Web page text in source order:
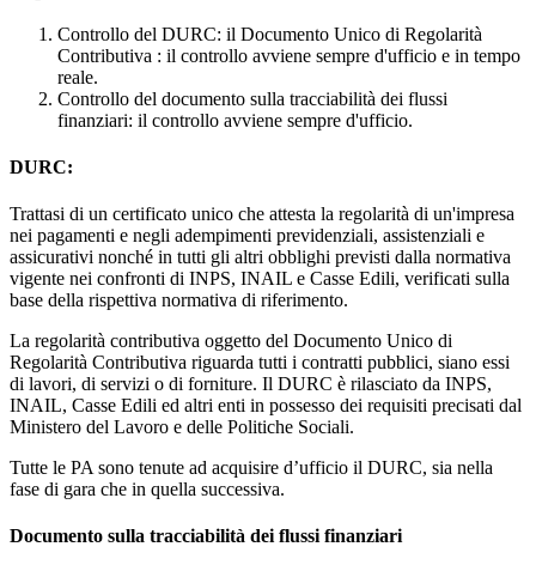
Controllo del DURC: il Documento Unico di Regolarità
Contributiva : il controllo avviene sempre d'ufficio e in tempo
reale.
Controllo del documento sulla tracciabilità dei flussi
finanziari: il controllo avviene sempre d'ufficio.
DURC:
Trattasi di un certificato unico che attesta la regolarità di un'impresa
nei pagamenti e negli adempimenti previdenziali, assistenziali e
assicurativi nonché in tutti gli altri obblighi previsti dalla normativa
vigente nei confronti di INPS, INAIL e Casse Edili, verificati sulla
base della rispettiva normativa di riferimento.
La regolarità contributiva oggetto del Documento Unico di
Regolarità Contributiva riguarda tutti i contratti pubblici, siano essi
di lavori, di servizi o di forniture. Il DURC è rilasciato da INPS,
INAIL, Casse Edili ed altri enti in possesso dei requisiti precisati dal
Ministero del Lavoro e delle Politiche Sociali.
Tutte le PA sono tenute ad acquisire d’ufficio il DURC, sia nella
fase di gara che in quella successiva.
Documento sulla tracciabilità dei flussi finanziari